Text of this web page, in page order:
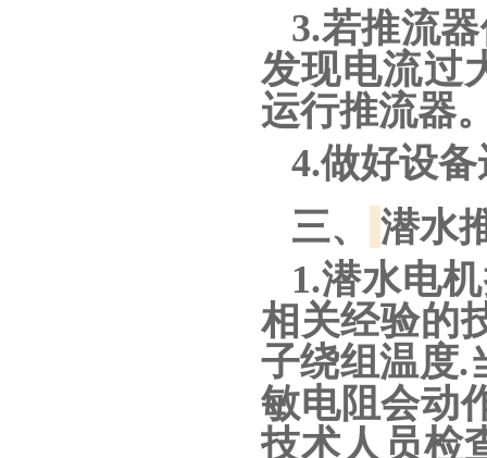
3.若推流
发现电流过
运行推流器
4.做好设
三、
潜水
1.潜水电
相关经验的
子绕组温度.
敏电阻会动
技术人员检